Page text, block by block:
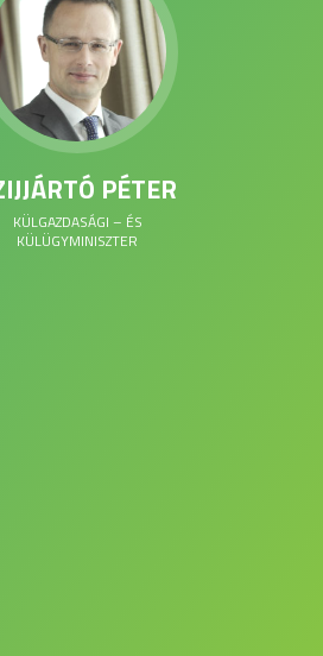
PÉTER
KÜLGAZDASÁGI – ÉS
KÜLÜGYMINISZTER